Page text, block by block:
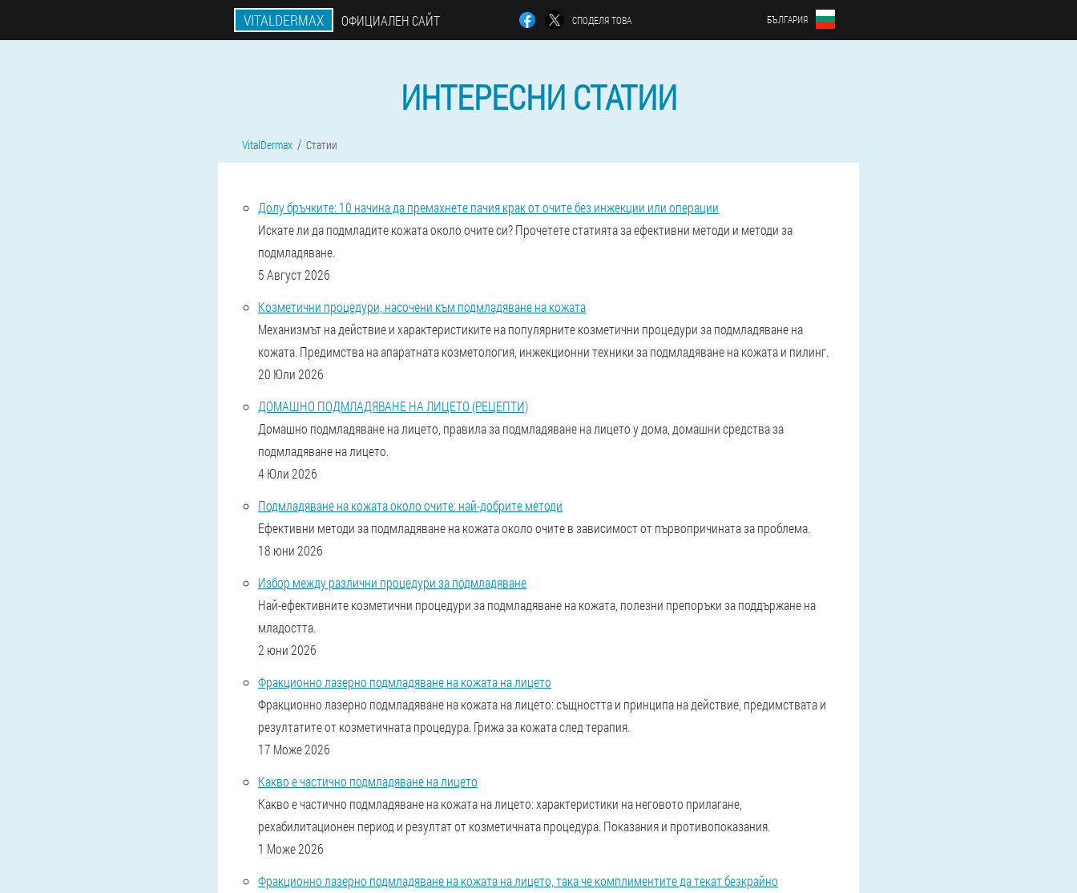
VITALDERMAX ОФИЦИАЛЕН САЙТ СПОДЕЛЯ ТОВА БЪЛГАРИЯ
ИНТЕРЕСНИ СТАТИИ
VitalDermax Статии
Долу бръчките: 10 начина да премахнете пачия крак от очите без инжекции или операции
Искате ли да подмладите кожата около очите си? Прочетете статията за ефективни методи и методи за
подмладяване.
5 Август 2026
Козметични процедури, насочени към подмладяване на кожата
Механизмът на действие и характеристиките на популярните козметични процедури за подмладяване на
кожата. Предимства на апаратната козметология, инжекционни техники за подмладяване на кожата и пилинг.
20 Юли 2026
ДОМАШНО ПОДМЛАДЯВАНЕ НА ЛИЦЕТО (РЕЦЕПТИ)
Домашно подмладяване на лицето, правила за подмладяване на лицето у дома, домашни средства за
подмладяване на лицето.
4 Юли 2026
Подмладяване на кожата около очите: най-добрите методи
Ефективни методи за подмладяване на кожата около очите в зависимост от първопричината за проблема.
18 юни 2026
Избор между различни процедури за подмладяване
Най-ефективните козметични процедури за подмладяване на кожата, полезни препоръки за поддържане на
младостта.
2 юни 2026
Фракционно лазерно подмладяване на кожата на лицето
Фракционно лазерно подмладяване на кожата на лицето: същността и принципа на действие, предимствата и
резултатите от козметичната процедура. Грижа за кожата след терапия.
17 Може 2026
Какво е частично подмладяване на лицето
Какво е частично подмладяване на кожата на лицето: характеристики на неговото прилагане,
рехабилитационен период и резултат от козметичната процедура. Показания и противопоказания.
1 Може 2026
Фракционно лазерно подмладяване на кожата на лицето, така че комплиментите да текат безкрайно